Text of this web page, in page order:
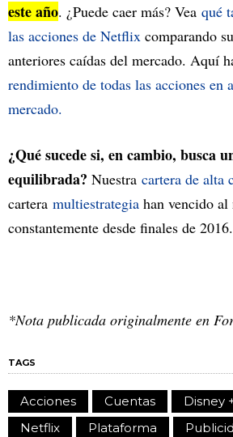
este año. ¿Puede caer más? Vea qué
las acciones de Netflix comparando
anteriores caídas del mercado. Aquí
rendimiento de todas las acciones en
mercado.
¿Qué sucede si, en cambio, busca
equilibrada? Nuestra cartera de alta
cartera multiestrategia han vencido al
constantemente desde finales de 2016.
*Nota publicada originalmente en
TAGS
Acciones Cuentas Disney
Netflix
Plataforma